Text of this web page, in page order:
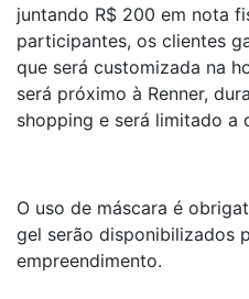
juntando R$ 200 em nota
participantes, os clientes
que será customizada na
será próximo à Renner,
shopping e será limitado a
O uso de máscara é
gel serão disponibilizados
empreendimento.